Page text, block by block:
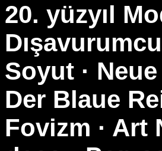
20. yüzyıl
Soyut ·
Der Blaue
Fovizm · Art